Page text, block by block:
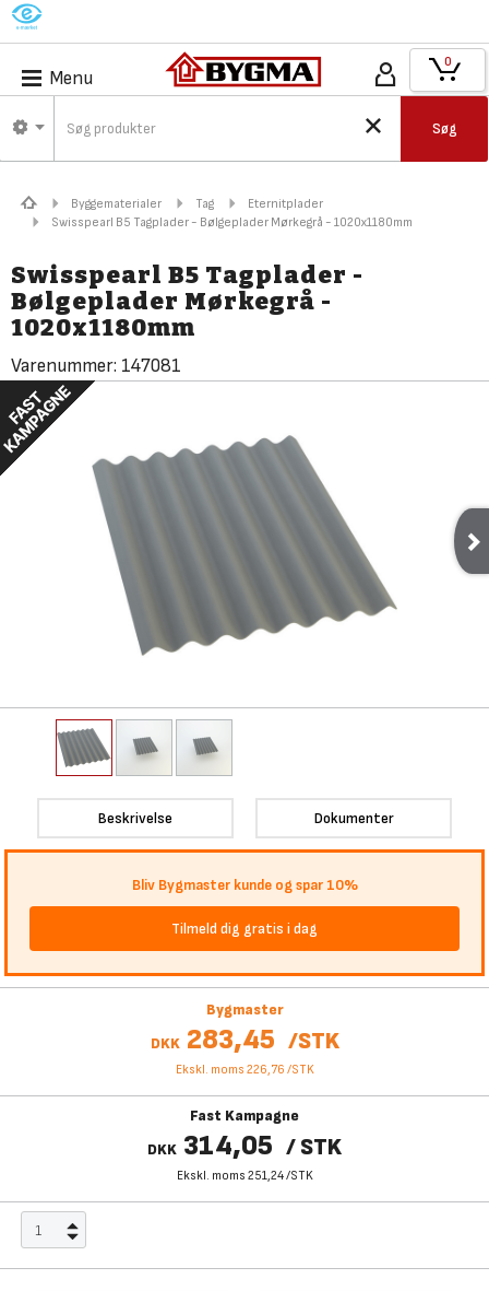
M
Menu
Søg
0
Byggematerialer Tag
Eternitplader
Swisspearl B5 Tagplader - Bølgeplader Mørkegrå - 1020x1180mm
Swisspearl B5 Tagplader -
Bølgeplader Mørkegrå -
1020x1180mm
Varenummer: 147081
Beskrivelse Dokumenter
Bliv Bygmaster kunde og spar 10%
Tilmeld dig gratis i dag
Bygmaster
DKK 283,45 /STK
Ekskl. moms 226,76 /STK
Fast Kampagne
DKK 314,05 /STK
Ekskl. moms 251,24/STK